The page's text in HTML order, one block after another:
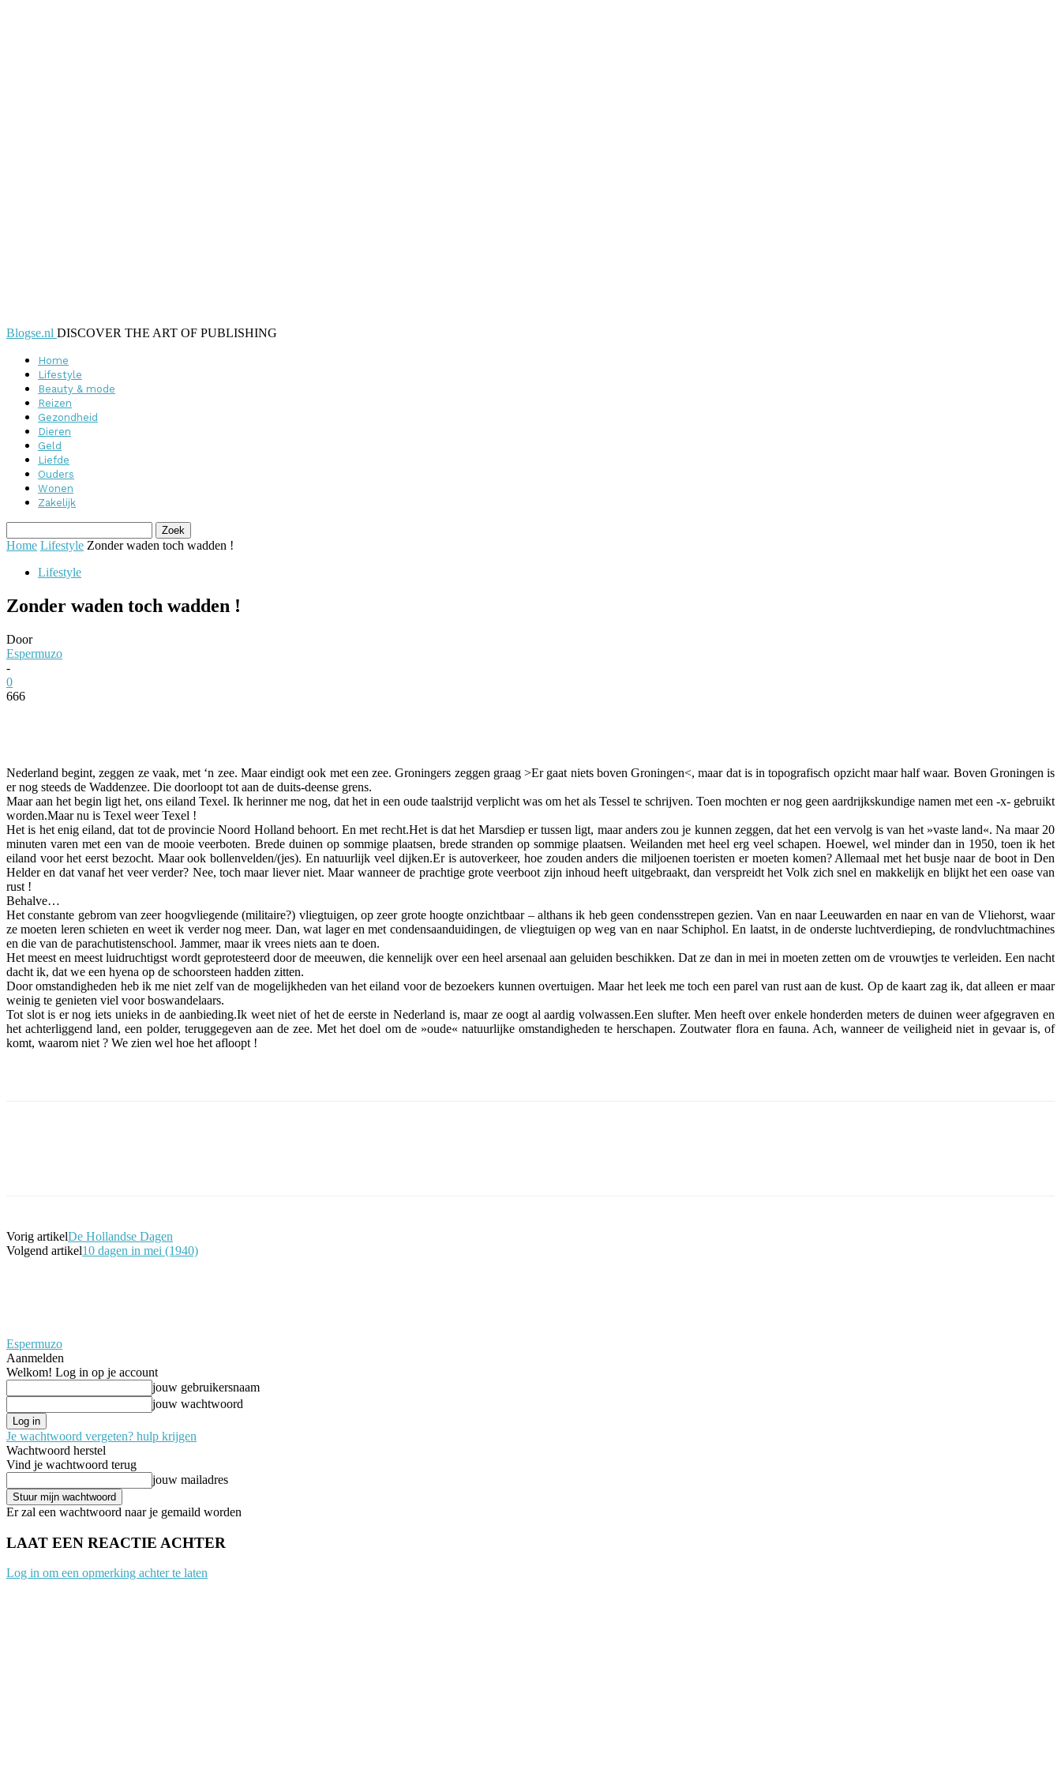
Blogse.nl DISCOVER THE ART OF PUBLISHING
Home
Lifestyle
Beauty & mode
Reizen
Gezondheid
Dieren
Geld
Liefde
Ouders
Wonen
Zakelijk
Home Lifestyle Zonder waden toch wadden !
Lifestyle
Zonder waden toch wadden !
Door
Espermuzo
-
0
666
Nederland begint, zeggen ze vaak, met ‘n zee. Maar eindigt ook met een zee. Groningers zeggen graag >Er gaat niets boven Groningen<, maar dat is in topografisch opzicht maar half waar. Boven Groningen is
er nog steeds de Waddenzee. Die doorloopt tot aan de duits-deense grens.
Maar aan het begin ligt het, ons eiland Texel. Ik herinner me nog, dat het in een oude taalstrijd verplicht was om het als Tessel te schrijven. Toen mochten er nog geen aardrijkskundige namen met een -x- gebruikt
worden.Maar nu is Texel weer Texel !
Het is het enig eiland, dat tot de provincie Noord Holland behoort. En met recht.Het is dat het Marsdiep er tussen ligt, maar anders zou je kunnen zeggen, dat het een vervolg is van het »vaste land«. Na maar 20
minuten varen met een van de mooie veerboten. Brede duinen op sommige plaatsen, brede stranden op sommige plaatsen. Weilanden met heel erg veel schapen. Hoewel, wel minder dan in 1950, toen ik het
eiland voor het eerst bezocht. Maar ook bollenvelden/(jes). En natuurlijk veel dijken.Er is autoverkeer, hoe zouden anders die miljoenen toeristen er moeten komen? Allemaal met het busje naar de boot in Den
Helder en dat vanaf het veer verder? Nee, toch maar liever niet. Maar wanneer de prachtige grote veerboot zijn inhoud heeft uitgebraakt, dan verspreidt het Volk zich snel en makkelijk en blijkt het een oase van
rust !
Behalve…
Het constante gebrom van zeer hoogvliegende (militaire?) vliegtuigen, op zeer grote hoogte onzichtbaar – althans ik heb geen condensstrepen gezien. Van en naar Leeuwarden en naar en van de Vliehorst, waar
ze moeten leren schieten en weet ik verder nog meer. Dan, wat lager en met condensaanduidingen, de vliegtuigen op weg van en naar Schiphol. En laatst, in de onderste luchtverdieping, de rondvluchtmachines
en die van de parachutistenschool. Jammer, maar ik vrees niets aan te doen.
Het meest en meest luidruchtigst wordt geprotesteerd door de meeuwen, die kennelijk over een heel arsenaal aan geluiden beschikken. Dat ze dan in mei in moeten zetten om de vrouwtjes te verleiden. Een nacht
dacht ik, dat we een hyena op de schoorsteen hadden zitten.
Door omstandigheden heb ik me niet zelf van de mogelijkheden van het eiland voor de bezoekers kunnen overtuigen. Maar het leek me toch een parel van rust aan de kust. Op de kaart zag ik, dat alleen er maar
weinig te genieten viel voor boswandelaars.
Tot slot is er nog iets unieks in de aanbieding.Ik weet niet of het de eerste in Nederland is, maar ze oogt al aardig volwassen.Een slufter. Men heeft over enkele honderden meters de duinen weer afgegraven en
het achterliggend land, een polder, teruggegeven aan de zee. Met het doel om de »oude« natuurlijke omstandigheden te herschapen. Zoutwater flora en fauna. Ach, wanneer de veiligheid niet in gevaar is, of
komt, waarom niet ? We zien wel hoe het afloopt !
Vorig artikelDe Hollandse Dagen
Volgend artikel10 dagen in mei (1940)
Espermuzo
Aanmelden
Welkom! Log in op je account
jouw gebruikersnaam
jouw wachtwoord
Je wachtwoord vergeten? hulp krijgen
Wachtwoord herstel
Vind je wachtwoord terug
jouw mailadres
Er zal een wachtwoord naar je gemaild worden
LAAT EEN REACTIE ACHTER
Log in om een opmerking achter te laten